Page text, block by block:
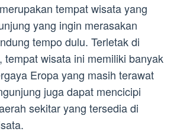
tempat wisata yang
yang ingin merasakan
tempo dulu. Terletak di
tempat wisata ini memiliki banyak
Eropa yang masih terawat
juga dapat mencicipi
sekitar yang tersedia di